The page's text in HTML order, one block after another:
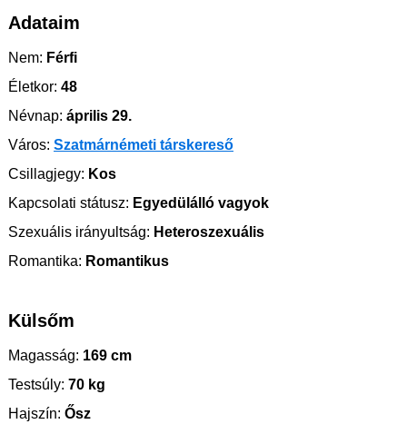
Adataim
Nem: Férfi
Életkor: 48
Névnap: április 29.
Város: Szatmárnémeti társkereső
Csillagjegy: Kos
Kapcsolati státusz: Egyedülálló vagyok
Szexuális irányultság: Heteroszexuális
Romantika: Romantikus
Külsőm
Magasság: 169 cm
Testsúly: 70 kg
Hajszín: Ősz